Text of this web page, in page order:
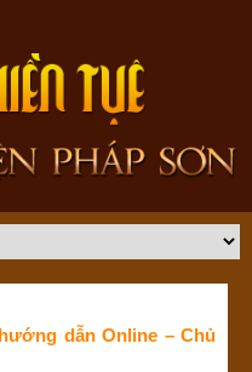
dẫn Online – Chủ